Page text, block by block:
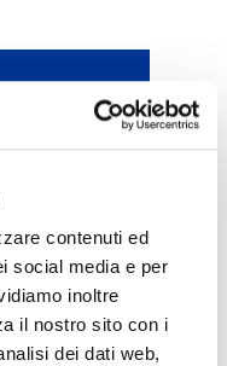
contenuti ed
social media e per
inoltre
il nostro sito con i
dei dati web,